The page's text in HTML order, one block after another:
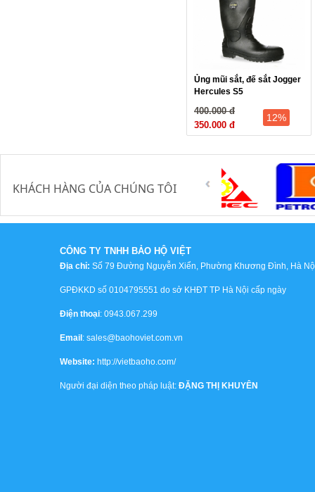
Ủng mũi sắt, đế sắt Jogger
Hercules S5
400.000 đ
350.000 đ
12%
KHÁCH HÀNG CỦA CHÚNG TÔI
CÔNG TY TNHH BẢO HỘ VIỆT
Địa chỉ: Số 79 Đường Nguyễn Xiển, Phường Khương Đình, Hà
GPĐKKD số 0104795551 do sở KHĐT TP Hà Nội cấp ngày
Điện thoại: 0943.067.299
Email: sales@baohoviet.com.vn
Website: http://vietbaoho.com/
Người đại diện theo pháp luật: ĐẶNG THỊ KHUYÊN